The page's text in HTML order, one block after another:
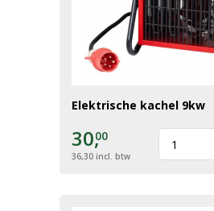
Elektrische kachel 9kw
30,00
36,30 incl. btw